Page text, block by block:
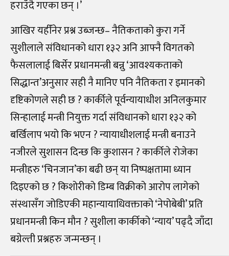
हराउँदै गएका छन् ।’
आखिर यहीँनेर प्रश्न उब्जन्छ– नैतिकताको कुरा गर्ने
सुशीलाले संविधानको धारा १३२ अनि आफ्नै विगतको
फैसलालाई बिर्सेर प्रधानमन्त्री बन्नु ‘आवश्यकताको
सिद्धान्त’अनुसार सही नै मानिए पनि नैतिकता र इमानको
दृष्टिकोणले सही छ ? कार्कीले पूर्वन्यायाधीश अनिलकुमार
सिन्हालाई मन्त्री नियुक्त गर्दा संविधानको धारा १३२ को
बर्खिलाप भयो कि भएन ? न्यायाधीशलाई मन्त्री बनाउने
नजीरले सुशासन दिन्छ कि कुशासन ? कार्कीले रोजेका
मन्त्रीहरु ‘चिनजान’का बढी छन् या निष्पक्षतामा ध्यान
दिइएको छ ? किशोरीको डिम्ब विक्रीको आरोप लागेको
संस्थासँग जोडिएकी महान्यायाधिवक्ताको ‘नेपोबेबी’ प्रति
प्रधानमन्त्री किन मौन ? सुशीला कार्कीको ‘न्याय’ पढ्दै जाँदा
बग्रेल्ती प्रश्नहरु जन्मन्छन् ।